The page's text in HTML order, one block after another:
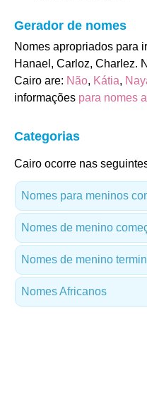
Gerador de nomes
Nomes apropriados para
Hanael, Carloz, Charlez.
Cairo are: Não, Kátia,
informações para nomes
Categorias
Cairo ocorre nas
Nomes para meninos
Nomes de menino
Nomes de menino
Nomes Africanos